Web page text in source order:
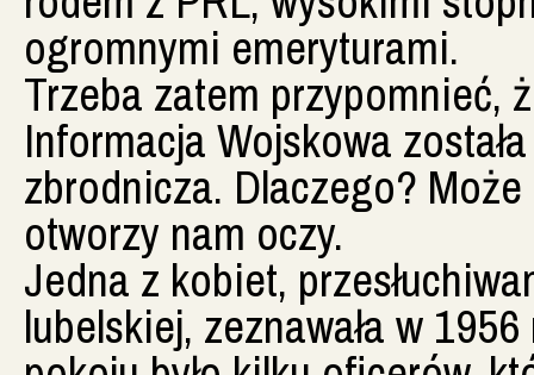
ogromnymi emeryturami.
Trzeba zatem przypomnieć,
Informacja Wojskowa
zbrodnicza. Dlaczego?
otworzy nam oczy.
Jedna z kobiet,
lubelskiej, zeznawała w